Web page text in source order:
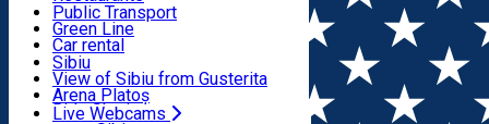
Live Webcams
Beauty salons
Yoga
Renting rooms
Rooms for rent
Accommodation outside Sibiu
Pizza
Fast Food
Coffee
Sweets
Pub, Bar
Night clubs
Bakeries
Public Transport
Green Line
Car rental
Rent a bike
Scooter rentals
Taxi
Ride Sharing
Sibiu
View of Sibiu from Gusterita
Arena Platoș
Live Webcams